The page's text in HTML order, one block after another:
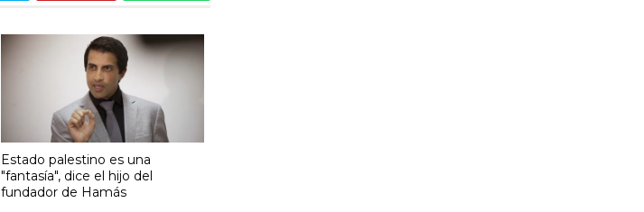
Estado palestino es una
"fantasía", dice el hijo del
fundador de Hamás